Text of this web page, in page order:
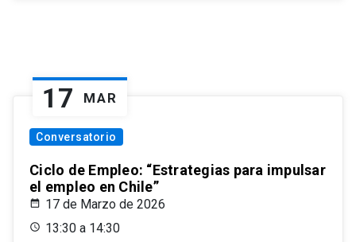
17 MAR
Conversatorio
Ciclo de Empleo: “Estrategias para impulsar
el empleo en Chile”
17 de Marzo de 2026
13:30 a 14:30